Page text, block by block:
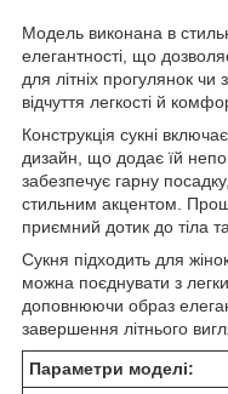
Модель виконана в
елегантності, що
для літніх прогулянок
відчуття легкості й
Конструкція сукні
дизайн, що додає їй
забезпечує гарну
стильним акцентом.
приємний дотик до тіла
Сукня підходить для
можна поєднувати з
доповнюючи образ
завершення літнього
Параметри моделі: